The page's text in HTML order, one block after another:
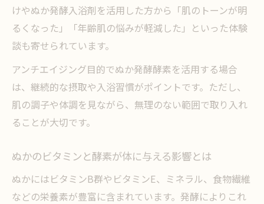
けやぬか発酵入浴剤を活用した方から「肌のトーンが明
るくなった」「年齢肌の悩みが軽減した」といった体験
談も寄せられています。
アンチエイジング目的でぬか発酵酵素を活用する場合
は、継続的な摂取や入浴習慣がポイントです。ただし、
肌の調子や体調を見ながら、無理のない範囲で取り入れ
ることが大切です。
ぬかのビタミンと酵素が体に与える影響とは
ぬかにはビタミンB群やビタミンE、ミネラル、食物繊維
などの栄養素が豊富に含まれています。発酵によりこれ